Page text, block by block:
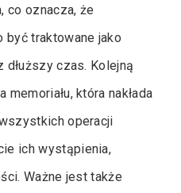
co oznacza, że
traktowane jako
dłuższy czas. Kolejną
która nakłada
operacji
ich wystąpienia,
Ważne jest także